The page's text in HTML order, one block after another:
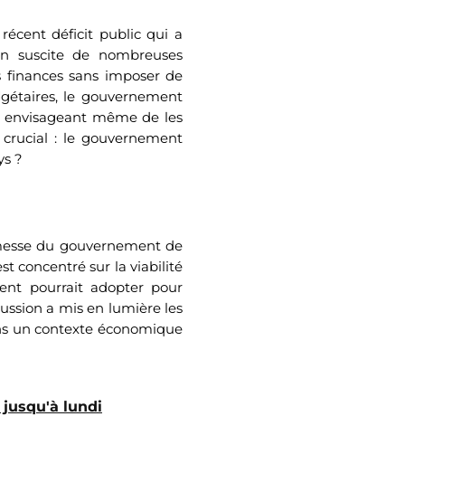
déficit public qui a
suscite de nombreuses
sans imposer de
le gouvernement
même de les
: le gouvernement
?
du gouvernement de
concentré sur la viabilité
pourrait adopter pour
a mis en lumière les
un contexte économique
jusqu'à lundi